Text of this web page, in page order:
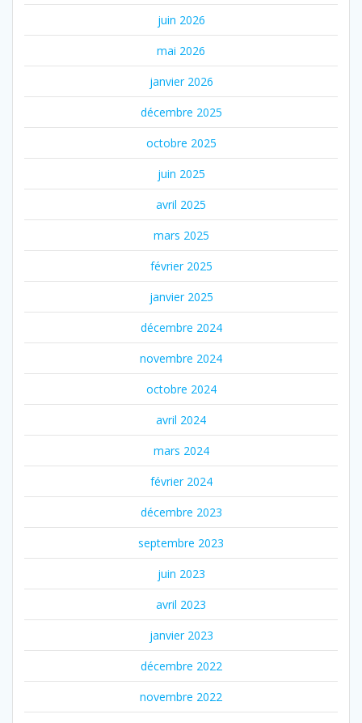
juin 2026
mai 2026
janvier 2026
décembre 2025
octobre 2025
juin 2025
avril 2025
mars 2025
février 2025
janvier 2025
décembre 2024
novembre 2024
octobre 2024
avril 2024
mars 2024
février 2024
décembre 2023
septembre 2023
juin 2023
avril 2023
janvier 2023
décembre 2022
novembre 2022